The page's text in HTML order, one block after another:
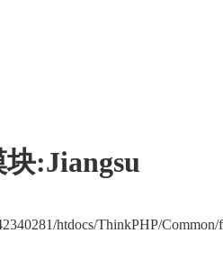
:Jiangsu
htdocs/ThinkPHP/